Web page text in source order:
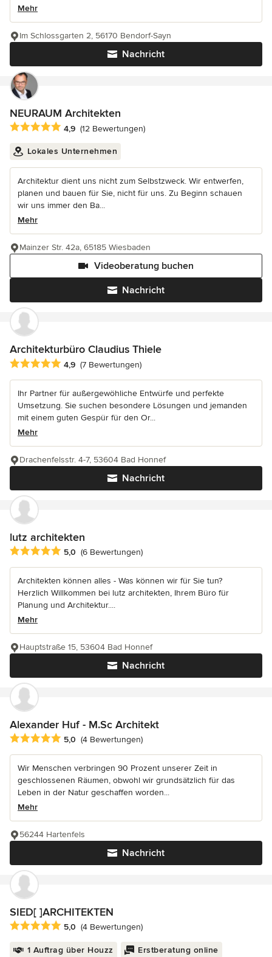
Mehr
Nachricht
Im Schlossgarten 2, 56170 Bendorf-Sayn
NEURAUM Architekten
Durchschnittliche Bewertung: 4.9 von 5 Sternen
4,9 (12 Bewertungen)
Lokales Unternehmen
Architektur dient uns nicht zum Selbstzweck. Wir entwerfen,
planen und bauen für Sie, nicht für uns. Zu Beginn schauen
wir uns immer den Ba...
Mehr
Nachricht
Videoberatung buchen
Mainzer Str. 42a, 65185 Wiesbaden
Architekturbüro Claudius Thiele
Durchschnittliche Bewertung: 4.9 von 5 Sternen
4,9 (7 Bewertungen)
Ihr Partner für außergewöhliche Entwürfe und perfekte
Umsetzung. Sie suchen besondere Lösungen und jemanden
mit einem guten Gespür für den Or...
Mehr
Nachricht
Drachenfelsstr. 4-7, 53604 Bad Honnef
lutz architekten
Durchschnittliche Bewertung: 5 von 5 Sternen
5,0 (6 Bewertungen)
Architekten können alles - Was können wir für Sie tun?
Herzlich Willkommen bei lutz architekten, Ihrem Büro für
Planung und Architektur....
Mehr
Nachricht
Hauptstraße 15, 53604 Bad Honnef
Alexander Huf - M.Sc Architekt
Durchschnittliche Bewertung: 5 von 5 Sternen
5,0 (4 Bewertungen)
Wir Menschen verbringen 90 Prozent unserer Zeit in
geschlossenen Räumen, obwohl wir grundsätzlich für das
Leben in der Natur geschaffen worden...
Mehr
Nachricht
56244 Hartenfels
SIED[ ]ARCHITEKTEN
Durchschnittliche Bewertung: 5 von 5 Sternen
5,0 (4 Bewertungen)
1 Auftrag über Houzz Erstberatung online